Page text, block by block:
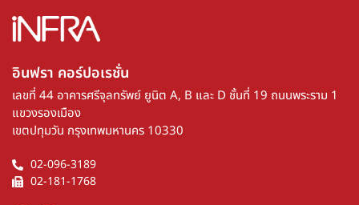
อินฟรา คอร์ปอเรชั่น​
เลขที่ 44 อาคารศรีจุลทรัพย์ ยูนิต A, B และ D ชั้นที่ 19 ถนนพระราม 1
แขวงรองเมือง
เขตปทุมวัน กรุงเทพมหานคร 10330
02-096-3189
02-181-1768